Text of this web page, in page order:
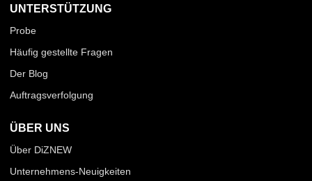
UNTERSTÜTZUNG
Probe
Häufig gestellte Fragen
Der Blog
Auftragsverfolgung
ÜBER UNS
Über DiZNEW
Unternehmens-Neuigkeiten